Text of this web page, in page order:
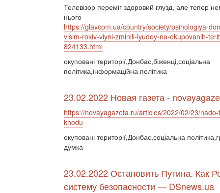
Телевізор переміг здоровий глузд, але тепер
нього
https://glavcom.ua/country/society/psihologiya-
visim-rokiv-viyni-zminili-lyudey-na-okupovanih-
824133.html
окуповані території,Донбас,біженці,соціальна
політика,інформаційна політика
23.02.2022 Новая газета -
https://novayagazeta.ru/articles/2022/02/23/
khodu
окуповані території,Донбас,соціальна
думка
23.02.2022 Остановить Путина. Как
систему безопасности — DSnews.ua